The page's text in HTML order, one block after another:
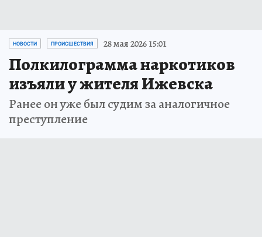
НОВОСТИ ПРОИСШЕСТВИЯ 28 мая 2026 15:01
Полкилограмма наркотиков
изъяли у жителя Ижевска
Ранее он уже был судим за аналогичное
преступление